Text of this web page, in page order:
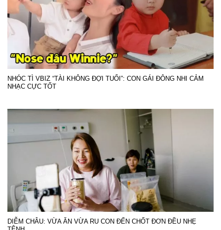
NHÓC TÌ VBIZ “TÀI KHÔNG ĐỢI TUỔI”: CON GÁI ĐÔNG NHI CẢM
NHẠC CỰC TỐT
DIỄM CHÂU: VỪA ĂN VỪA RU CON ĐẾN CHỐT ĐƠN ĐỀU NHẸ